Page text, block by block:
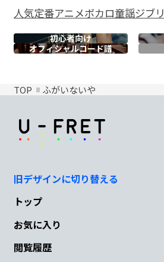
人気定番アニメボカロ童謡ジブリ
初心者向け
オフィシャルコード譜
TOP ふがいないや
旧デザインに切り替える
トップ
お気に入り
閲覧履歴